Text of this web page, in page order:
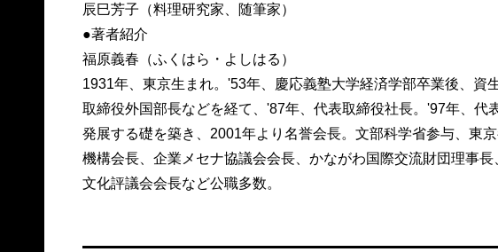
辰巳芳子（料理研究家、随筆家）
●著者紹介
福原義春（ふくはら・よしはる）
1931年、東京生まれ。'53年、慶応義塾大学経済学部卒業後、資
取締役外国部長などを経て、'87年、代表取締役社長。'97年、代
発展する礎を築き、2001年より名誉会長。文部科学省参与、東
機構会長、企業メセナ協議会会長、かながわ国際交流財団理事
文化評議会会長など公職多数。